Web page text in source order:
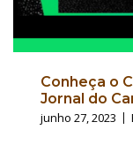
Conheça o
Jornal do
junho 27, 2023